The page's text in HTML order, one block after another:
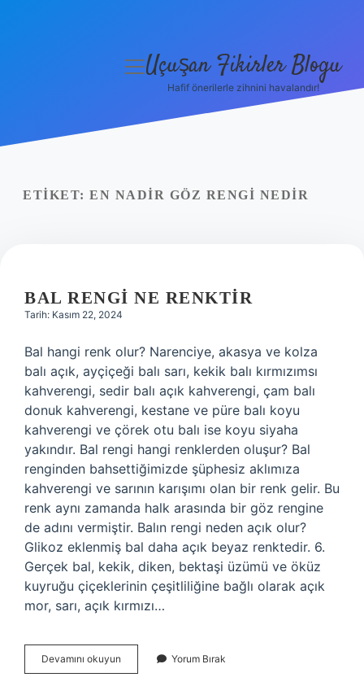
Yasal Uyarı
menüyü
Uçuşan Fikirler Blogu
Hafif önerilerle zihnini havalandır!
ETIKET: EN NADIR GÖZ RENGI NEDIR
BAL RENGI NE RENKTIR
Tarih: Kasım 22, 2024
Bal hangi renk olur? Narenciye, akasya ve kolza
balı açık, ayçiçeği balı sarı, kekik balı kırmızımsı
kahverengi, sedir balı açık kahverengi, çam balı
donuk kahverengi, kestane ve püre balı koyu
kahverengi ve çörek otu balı ise koyu siyaha
yakındır. Bal rengi hangi renklerden oluşur? Bal
renginden bahsettiğimizde şüphesiz aklımıza
kahverengi ve sarının karışımı olan bir renk gelir. Bu
renk aynı zamanda halk arasında bir göz rengine
de adını vermiştir. Balın rengi neden açık olur?
Glikoz eklenmiş bal daha açık beyaz renktedir. 6.
Gerçek bal, kekik, diken, bektaşi üzümü ve öküz
kuyruğu çiçeklerinin çeşitliliğine bağlı olarak açık
mor, sarı, açık kırmızı…
Devamını okuyun
Rengi
Yorum Bırak